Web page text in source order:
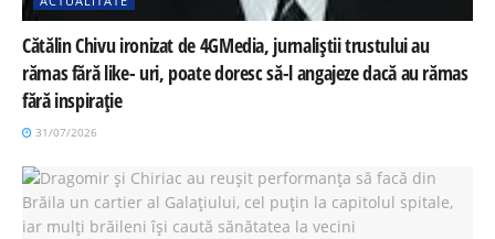
Cătălin Chivu ironizat de 4GMedia, jurnaliștii trustului au
rămas fără like- uri, poate doresc să-l angajeze dacă au rămas
fără inspirație
31/07/2026